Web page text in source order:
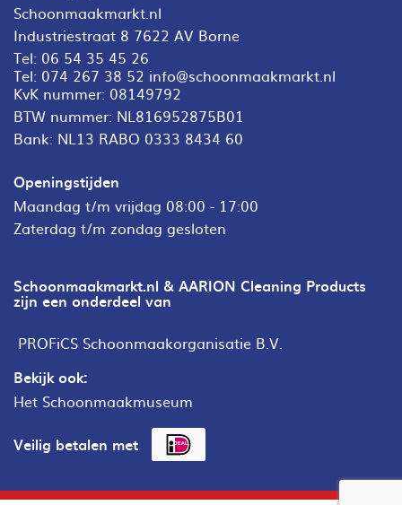
Schoonmaakmarkt.nl
Industriestraat 8 7622 AV Borne
Tel: 06 54 35 45 26
Tel: 074 267 38 52 info@schoonmaakmarkt.nl
KvK nummer: 08149792
BTW nummer: NL816952875B01
Bank: NL13 RABO 0333 8434 60
Openingstijden
Maandag t/m vrijdag 08:00 - 17:00
Zaterdag t/m zondag gesloten
Schoonmaakmarkt.nl & AARION Cleaning Products
zijn een onderdeel van
PROFiCS Schoonmaakorganisatie B.V.
Bekijk ook:
Het Schoonmaakmuseum
Veilig betalen met